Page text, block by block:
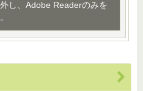
し、Adobe Readerのみを